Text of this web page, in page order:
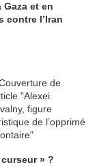
et en
contre l’Iran
» ?